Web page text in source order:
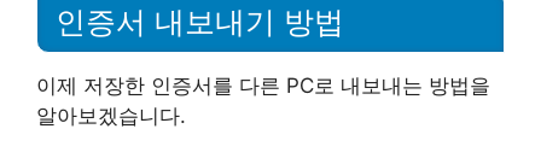
인증서 내보내기 방법
이제 저장한 인증서를 다른 PC로 내보내는 방법을
알아보겠습니다.